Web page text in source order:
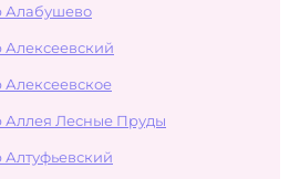
Алабушево
Алексеевский
Алексеевское
Аллея Лесные Пруды
Алтуфьевский